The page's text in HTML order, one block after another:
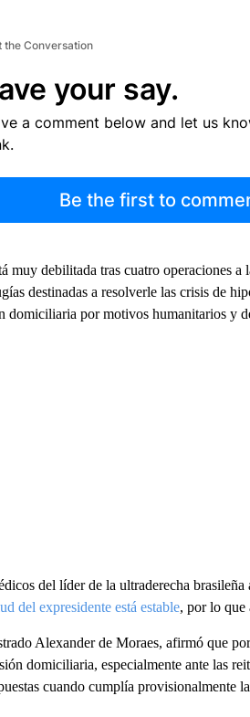
the Conversation
your say.
a comment below and let us
Be the first to
muy debilitada tras cuatro operaciones a
destinadas a resolverle las crisis de
domiciliaria por motivos humanitarios y
del líder de la ultraderecha brasileña
del expresidente está estable, por lo que
Alexander de Moraes, afirmó que
domiciliaria, especialmente ante las
cuando cumplía provisionalmente